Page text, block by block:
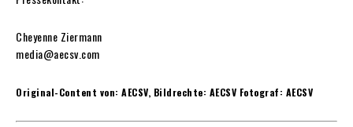
Cheyenne Ziermann
media@aecsv.com
Original-Content von: AECSV, Bildrechte: AECSV Fotograf: AECSV